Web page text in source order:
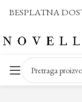
BESPLATNA